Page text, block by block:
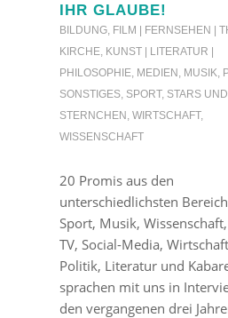
IHR GLAUBE!
BILDUNG, FILM | FERNSEHEN |
KIRCHE, KUNST | LITERATUR |
PHILOSOPHIE, MEDIEN , MUSIK,
SONSTIGES, SPORT, STARS UND
STERNCHEN , WIRTSCHAFT,
WISSENSCHAFT
20 Promis aus den
unterschiedlichsten
Sport, Musik,
TV, Social-Media,
Politik, Literatur und
sprachen mit uns in
den vergangenen drei